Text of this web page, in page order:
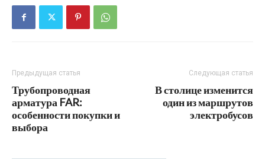
Предыдущая статья
Трубопроводная
арматура FAR:
особенности покупки и
выбора
Следующая статья
В столице изменится
один из маршрутов
электробусов